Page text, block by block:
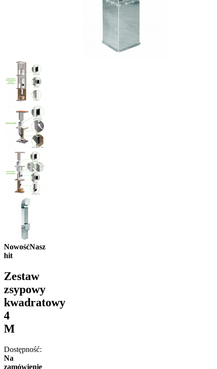
NowośćNasz
hit
Zestaw
zsypowy
kwadratowy
4
M
Dostępność:
Na
zamówienie